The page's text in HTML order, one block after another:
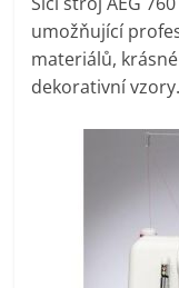
televize,
umožňující
materiálů,
dekorativní vzory.